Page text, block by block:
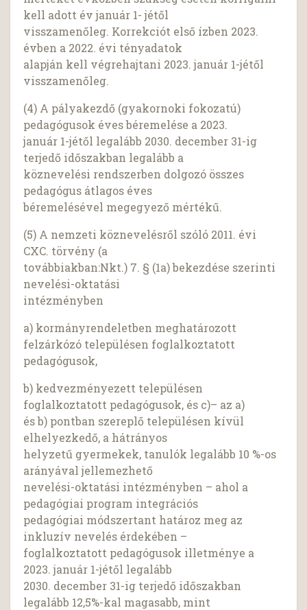
kell adott év január 1- jétől
visszamenőleg. Korrekciót első ízben 2023.
évben a 2022. évi tényadatok
alapján kell végrehajtani 2023. január 1-jétől
visszamenőleg.
(4) A pályakezdő (gyakornoki fokozatú)
pedagógusok éves béremelése a 2023.
január 1-jétől legalább 2030. december 31-ig
terjedő időszakban legalább a
köznevelési rendszerben dolgozó összes
pedagógus átlagos éves
béremelésével megegyező mértékű.
(5) A nemzeti köznevelésről szóló 2011. évi
CXC. törvény (a
továbbiakban:Nkt.) 7. § (1a) bekezdése szerinti
nevelési-oktatási
intézményben
a) kormányrendeletben meghatározott
felzárkózó településen foglalkoztatott
pedagógusok,
b) kedvezményezett településen
foglalkoztatott pedagógusok, és c)– az a)
és b) pontban szereplő településen kívül
elhelyezkedő, a hátrányos
helyzetű gyermekek, tanulók legalább 10 %-os
arányával jellemezhető
nevelési-oktatási intézményben – ahol a
pedagógiai program integrációs
pedagógiai módszertant határoz meg az
inkluzív nevelés érdekében –
foglalkoztatott pedagógusok illetménye a
2023. január 1-jétől legalább
2030. december 31-ig terjedő időszakban
legalább 12,5%-kal magasabb, mint